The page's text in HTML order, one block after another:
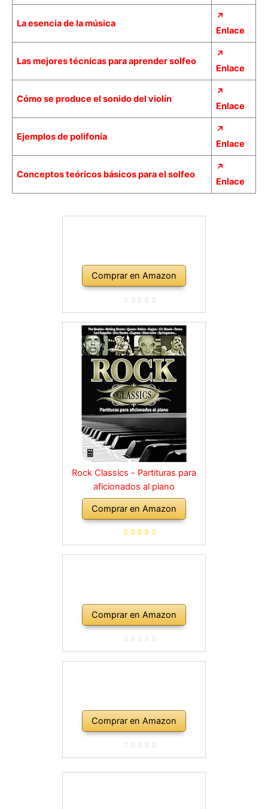
La esencia de la música
↗
Enlace
Las mejores técnicas para aprender solfeo
↗
Enlace
Cómo se produce el sonido del violín
↗
Enlace
Ejemplos de polifonía
↗
Enlace
Conceptos teóricos básicos para el solfeo
↗
Enlace
Comprar en Amazon
Rock Classics - Partituras para
aficionados al piano
Comprar en Amazon
Comprar en Amazon
Comprar en Amazon